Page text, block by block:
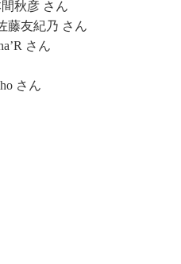
秋彦 さん
藤友紀乃 さん
さん
さん